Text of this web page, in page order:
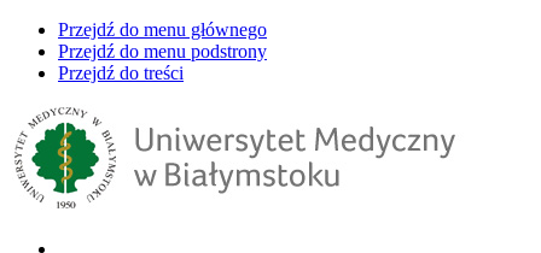
Przejdź do menu głównego
Przejdź do menu podstrony
Przejdź do treści